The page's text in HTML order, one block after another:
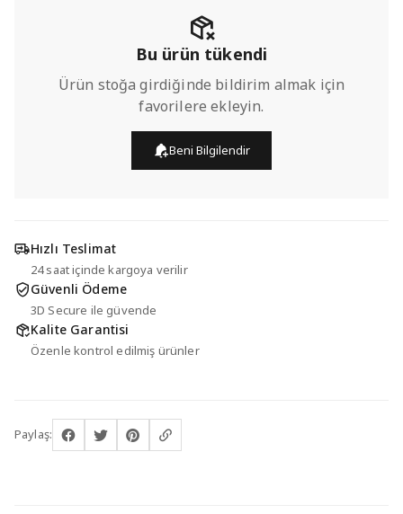
Bu ürün tükendi
Ürün stoğa girdiğinde bildirim almak için
favorilere ekleyin.
Beni Bilgilendir
Hızlı Teslimat
24 saat içinde kargoya verilir
Güvenli Ödeme
3D Secure ile güvende
Kalite Garantisi
Özenle kontrol edilmiş ürünler
Paylaş: